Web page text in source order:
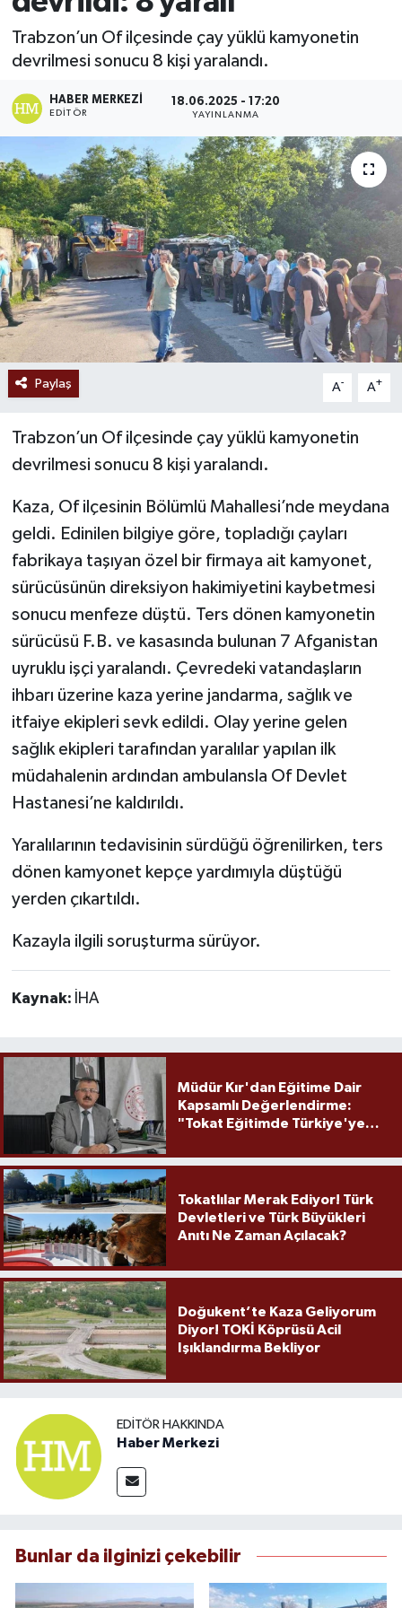
Trabzon’un Of ilçesinde çay yüklü kamyonetin
devrilmesi sonucu 8 kişi yaralandı.
HABER MERKEZI
EDITÖR
18.06.2025 - 17:20
YAYINLANMA
Paylaş A- A+
Trabzon’un Of ilçesinde çay yüklü kamyonetin
devrilmesi sonucu 8 kişi yaralandı.
Kaza, Of ilçesinin Bölümlü Mahallesi’nde meydana
geldi. Edinilen bilgiye göre, topladığı çayları
fabrikaya taşıyan özel bir firmaya ait kamyonet,
sürücüsünün direksiyon hakimiyetini kaybetmesi
sonucu menfeze düştü. Ters dönen kamyonetin
sürücüsü F.B. ve kasasında bulunan 7 Afganistan
uyruklu işçi yaralandı. Çevredeki vatandaşların
ihbarı üzerine kaza yerine jandarma, sağlık ve
itfaiye ekipleri sevk edildi. Olay yerine gelen
sağlık ekipleri tarafından yaralılar yapılan ilk
müdahalenin ardından ambulansla Of Devlet
Hastanesi’ne kaldırıldı.
Yaralılarının tedavisinin sürdüğü öğrenilirken, ters
dönen kamyonet kepçe yardımıyla düştüğü
yerden çıkartıldı.
Kazayla ilgili soruşturma sürüyor.
Kaynak: İHA
Müdür Kır'dan Eğitime Dair
Kapsamlı Değerlendirme:
"Tokat Eğitimde Türkiye'ye
Tokatlılar Merak Ediyor! Türk
Devletleri ve Türk Büyükleri
Anıtı Ne Zaman Açılacak?
Doğukent’te Kaza Geliyorum
Diyor! TOKİ Köprüsü Acil
Işıklandırma Bekliyor
EDITÖR HAKKINDA
Haber Merkezi
Bunlar da ilginizi çekebilir
Ekonomi